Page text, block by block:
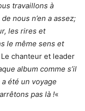
travaillons à
nous n’en a assez;
les rires et
le même sens et
Le chanteur et leader
album comme s’il
été un voyage
pas là !«